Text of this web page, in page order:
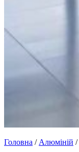
Головна / Алюміній /